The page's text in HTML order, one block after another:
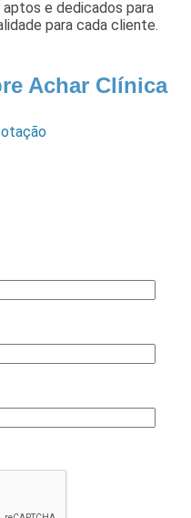
e dedicados para
para cada cliente.
Achar Clínica